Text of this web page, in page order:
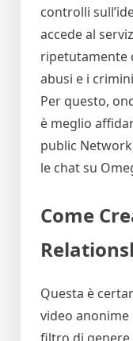
controlli
accede al
ripetutamente
abusi e i
Per questo,
è meglio
public
le chat su
Come
Questa è
video